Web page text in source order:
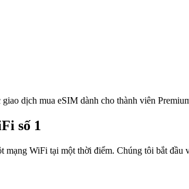
dịch mua eSIM dành cho thành viên
số 1
WiFi tại một thời điểm. Chúng tôi bắt đầu